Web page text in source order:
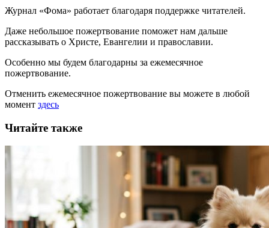
Журнал «Фома» работает благодаря поддержке читателей.
Даже небольшое пожертвование поможет нам дальше
рассказывать о Христе, Евангелии и православии.
Особенно мы будем благодарны за ежемесячное
пожертвование.
Отменить ежемесячное пожертвование вы можете в любой
момент здесь
Читайте также